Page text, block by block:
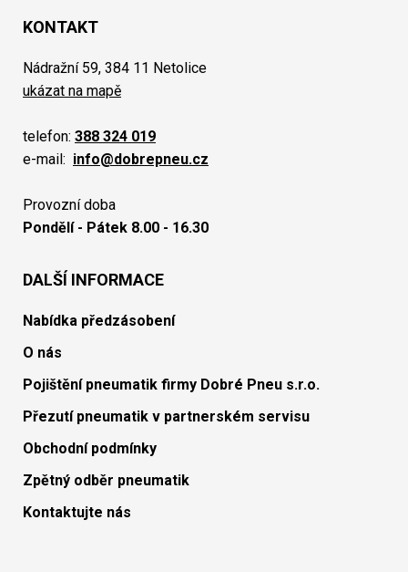
KONTAKT
Nádražní 59, 384 11 Netolice
ukázat na mapě
telefon: 388 324 019
e-mail: info@dobrepneu.cz
Provozní doba
Pondělí - Pátek 8.00 - 16.30
DALŠÍ INFORMACE
Nabídka předzásobení
O nás
Pojištění pneumatik firmy Dobré Pneu s.r.o.
Přezutí pneumatik v partnerském servisu
Obchodní podmínky
Zpětný odběr pneumatik
Kontaktujte nás